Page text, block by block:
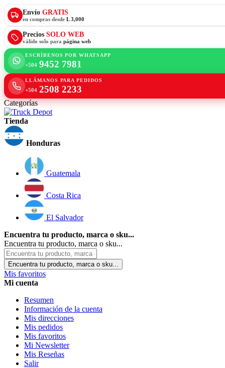
Envío GRATIS
en compras desde L 3,000
Precios SOLO WEB
válido solo para página web
ESCRÍBENOS POR WHATSAPP
+504 9452 7981
LLÁMANOS PARA PEDIDOS
+504 2508 2233
Categorías
Tienda
Honduras
Guatemala
Costa Rica
El Salvador
Encuentra tu producto, marca o sku...
Encuentra tu producto, marca o sku...
Encuentra tu producto, marca o sku...
Mis favoritos
Mi cuenta
Resumen
Información de la cuenta
Mis direcciones
Mis pedidos
Mis favoritos
Mi Newsletter
Mis Reseñas
Salir